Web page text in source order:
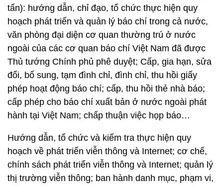
tấn): hướng dẫn, chỉ đạo, tổ chức thực hiện quy
hoạch phát triển và quản lý báo chí trong cả nước,
văn phòng đại diện cơ quan thường trú ở nước
ngoài của các cơ quan báo chí Việt Nam đã được
Thủ tướng Chính phủ phê duyệt; Cấp, gia hạn, sửa
đổi, bổ sung, tạm đình chỉ, đình chỉ, thu hồi giấy
phép hoạt động báo chí; cấp, thu hồi thẻ nhà báo;
cấp phép cho báo chí xuất bản ở nước ngoài phát
hành tại Việt Nam; chấp thuận việc họp báo…
Hướng dẫn, tổ chức và kiểm tra thực hiện quy
hoạch về phát triển viễn thông và Internet; cơ chế,
chính sách phát triển viễn thông và Internet; quản lý
thị trường viễn thông; ban hành danh mục, phạm vi,